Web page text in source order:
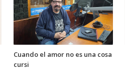
Cuando el amor no es una cosa
cursi